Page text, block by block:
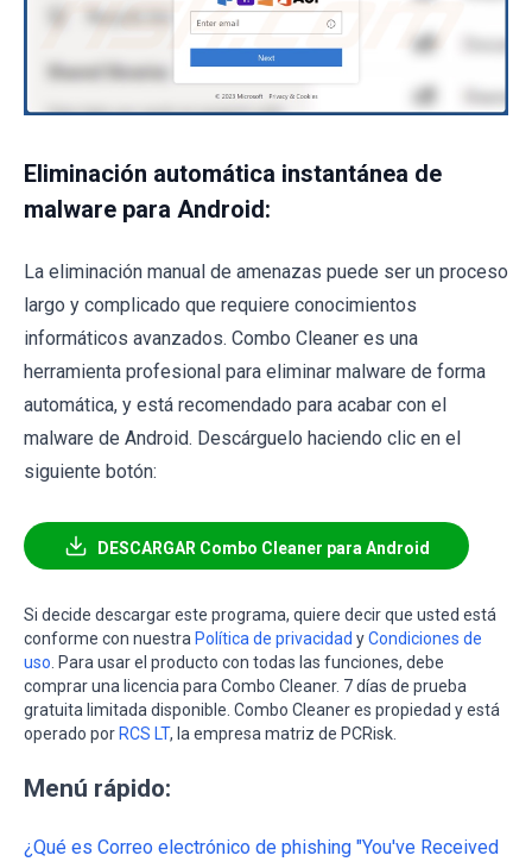
Eliminación automática instantánea de
malware para Android:
La eliminación manual de amenazas puede ser un proceso
largo y complicado que requiere conocimientos
informáticos avanzados. Combo Cleaner es una
herramienta profesional para eliminar malware de forma
automática, y está recomendado para acabar con el
malware de Android. Descárguelo haciendo clic en el
siguiente botón:
DESCARGAR Combo Cleaner para Android
Si decide descargar este programa, quiere decir que usted está
conforme con nuestra Política de privacidad yCondiciones de
uso . Para usar el producto con todas las funciones, debe
comprar una licencia para Combo Cleaner. 7 días de prueba
gratuita limitada disponible. Combo Cleaner es propiedad y está
operado por RCS LT, la empresa matriz de PCRisk.
Menú rápido:
¿Qué es Correo electrónico de phishing "You've Received